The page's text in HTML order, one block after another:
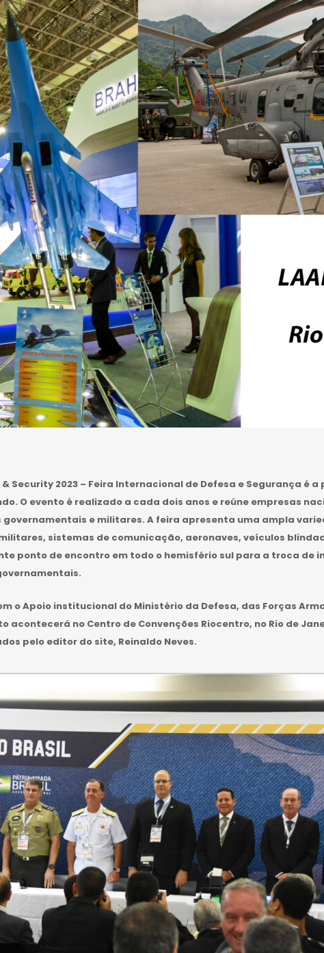
& Security 2023 – Feira Internacional de Defesa e Segurança
O evento é realizado a cada dois anos e reúne empresas
e militares. A feira apresenta uma ampla
sistemas de comunicação, aeronaves, veículos
ponto de encontro em todo o hemisfério sul para a troca
o Apoio institucional do Ministério da Defesa, das Forças
acontecerá no Centro de Convenções Riocentro, no Rio de
pelo editor do site, Reinaldo Neves.